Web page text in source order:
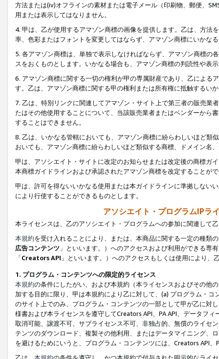
方法または(iv)オフラインの素材または電子メール（印刷物、郵便、
用または表示してはなりません。
4. 甲は、乙が使用するアマゾン商標の画像を提供します。乙は、方
率、色彩またはフォントを変更してはならず、アマゾン商標にいかな
5. 各アマゾン商標は、単独で表示しなければならず、アマゾン商標
スをおくものとします。いかなる場合も、アマゾン商標の判読性や表
6. アマゾン商標に関する一切の権利が甲の専属財産であり、乙による
す。乙は、アマゾン商標に関する甲の権利または所有権に抵触するい
7. 乙は、特別リンクに関連してアマゾン・サイト上で第三者の販売
たはその他使用することについて、当該販売業者またはベンダーから
することはできません。
8. 乙は、いかなる管轄においても、アマゾン商標に紛らわしいほど類
おいても、アマゾン商標に紛らわしいほど類似する商標、ドメイン名
甲は、アソシエイト・サイトに改定のお知らせまたは改定後の商標ガ
本商標ガイドラインおよび承認されたアマゾン商標を改定することが
甲は、許可を得ないいかなる使用または本ガイドラインに準拠しない
により行使することができるものとします。
アソシエイト・プログラムIPラ
本ライセンスは、乙のアソシエイト・プログラムへの参加に関連して
本規約を受け入れることにより、または、本商品に関する一定の種類
広告コンテンツ 」といいます。）へのアクセスおよび利用ができる専
「Creators API 」といいます。）へのアクセスもしくは使用により
1. プログラム・コンテンツへの限定的ライセンス
本規約の条件にしたがい、および本規約（本ライセンスおよびその他
加する目的に限り、甲は本規約により乙に対して、(a) プログラム・
のサイト上でのみ、プログラム・コンテンツの一部として甲が乙に対
様書および本ライセンスを遵守してCreators API、PA API、データフ
取消可能、譲渡不可、サブライセンス不可、非独占的、無償のライセ
テンツのダウンロード、複製その他利用、またはデータマイニング、
を避けるためにいうと、プログラム・コンテンツには、Creators API
乙は、 本規約の条件を遵守し、かつ本規約で付与された明示的なライ